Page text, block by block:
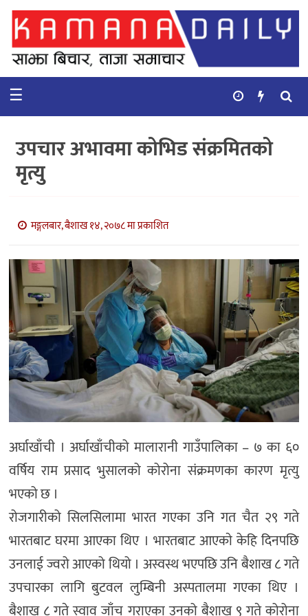
गृहपृष्ठ
समाचार
कुराकानी
बाणिज्य
भिडियो
सिफारिस
☰
उपचार अभावमा कोभिड संक्रमितको
मृत्यु
मङ्गलबार, बैशाख १४, २०७८ मा प्रकाशित
अर्घाखाँची । अर्घाखाँचीको मालारानी गाउँपालिका – ७ का ६०
वर्षिय राम प्रसाद भुसालको कोरोना संक्रमणका कारण मृत्यु
भएको छ ।
रोजगारीको सिलसिलामा भारत गएका उनि गत चैत २९ गते
भारतबाट घरमा आएका थिए । भारतबाट आएकाे केहि दिनपछि
उनलाई ज्वरो आएको थियो । अस्वस्थ भएपछि उनि बैशाख ८ गते
उपचारका लागि बुटवल लुम्बिनी अस्पतालमा गएका थिए ।